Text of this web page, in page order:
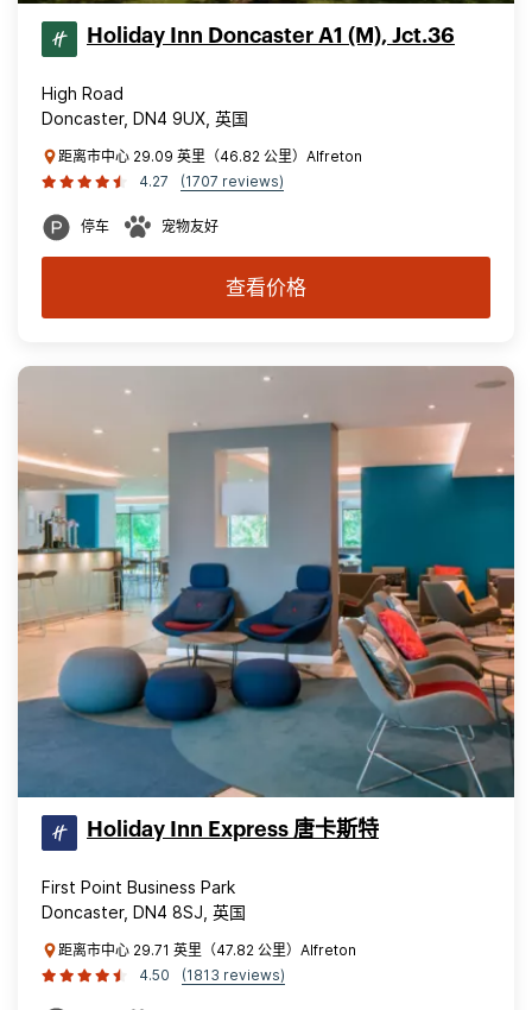
Holiday Inn Doncaster A1 (M), Jct.36
High Road
Doncaster, DN4 9UX, 英国
距离市中心 29.09 英里（46.82 公里）Alfreton
4.27
(1707 reviews)
停车 宠物友好
查看价格
Holiday Inn Express 唐卡斯特
First Point Business Park
Doncaster, DN4 8SJ, 英国
距离市中心 29.71 英里（47.82 公里）Alfreton
4.50
(1813 reviews)